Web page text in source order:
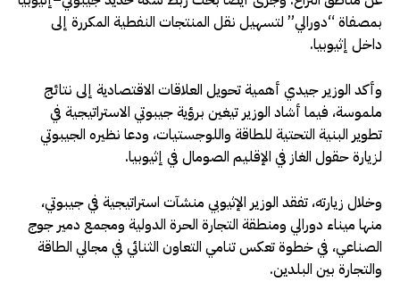
بمصفاة “دورالي” لتسهيل نقل المنتجات النفطية المكررة إلى
داخل إثيوبيا.
وأكد الوزير جيدي أهمية تحويل العلاقات الاقتصادية إلى نتائج
ملموسة، فيما أشاد الوزير تيغين برؤية جيبوتي الاستراتيجية في
تطوير البنية التحتية للطاقة واللوجستيات، ودعا نظيره الجيبوتي
لزيارة حقول الغاز في الإقليم الصومال في إثيوبيا.
وخلال زيارته، تفقد الوزير الإثيوبي منشآت استراتيجية في جيبوتي،
منها ميناء دورالي ومنطقة التجارة الحرة الدولية ومجمع دمير جوج
الصناعي، في خطوة تعكس تنامي التعاون الثنائي في مجالي الطاقة
والتجارة بين البلدين.